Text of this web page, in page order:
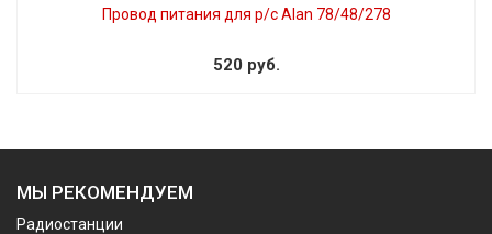
Провод питания для р/с Alan 78/48/278
520 руб.
МЫ РЕКОМЕНДУЕМ
Радиостанции